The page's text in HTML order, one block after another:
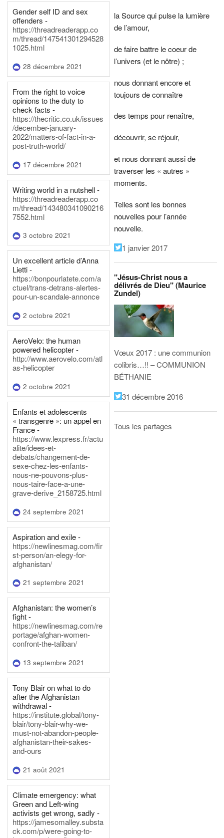
Gender self ID and sex
offenders -
https://threadreaderapp.co
m/thread/147541301294528
1025.html
28 décembre 2021
From the right to voice
opinions to the duty to
check facts -
https://thecritic.co.uk/issues
/december-january-
2022/matters-of-fact-in-a-
post-truth-world/
17 décembre 2021
Writing world in a nutshell -
https://threadreaderapp.co
m/thread/143480341090216
7552.html
3 octobre 2021
Un excellent article d’Anna
Lietti -
https://bonpourlatete.com/a
ctuel/trans-detrans-alertes-
pour-un-scandale-annonce
2 octobre 2021
AeroVelo: the human
powered helicopter -
http://www.aerovelo.com/atl
as-helicopter
2 octobre 2021
Enfants et adolescents
« transgenre »: un appel en
France -
https://www.lexpress.fr/actu
alite/idees-et-
debats/changement-de-
sexe-chez-les-enfants-
nous-ne-pouvons-plus-
nous-taire-face-a-une-
grave-derive_2158725.html
24 septembre 2021
Aspiration and exile -
https://newlinesmag.com/fir
st-person/an-elegy-for-
afghanistan/
21 septembre 2021
Afghanistan: the women’s
fight -
https://newlinesmag.com/re
portage/afghan-women-
confront-the-taliban/
13 septembre 2021
Tony Blair on what to do
after the Afghanistan
withdrawal -
https://institute.global/tony-
blair/tony-blair-why-we-
must-not-abandon-people-
afghanistan-their-sakes-
and-ours
21 août 2021
Climate emergency: what
Green and Left-wing
activists get wrong, sadly -
https://jamesomalley.substa
ck.com/p/were-going-to-
la Source qui pulse la lumière
de l’amour,
de faire battre le coeur de
l’univers (et le nôtre) ;
nous donnant encore et
toujours de connaître
des temps pour renaître,
découvrir, se réjouir,
et nous donnant aussi de
traverser les « autres »
moments.
Telles sont les bonnes
nouvelles pour l’année
nouvelle.
1 janvier 2017
"Jésus-Christ nous a
délivrés de Dieu" (Maurice
Zundel)
Vœux 2017 : une communion
colibris…!! – COMMUNION
BÉTHANIE
31 décembre 2016
Tous les partages